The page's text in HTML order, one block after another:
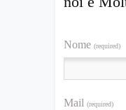
Nome (required)
Mail (required)